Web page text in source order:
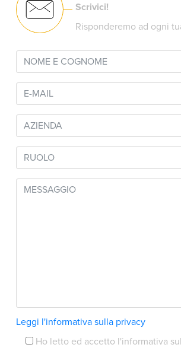
Scrivici!
Risponderemo ad ogni
Leggi l'informativa sulla privacy
Ho letto ed accetto l'informativa